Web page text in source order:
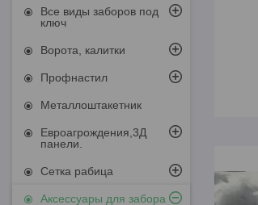
Все виды заборов под
ключ
Ворота, калитки
Профнастил
Металлоштакетник
Евроагрождения,3Д
панели.
Сетка рабица
Аксессуары для забора